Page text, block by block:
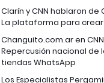
Clarín y CNN hablaron
La plataforma para
Changuito.com.ar en
Repercusión nacional
tiendas WhatsApp
Los Especialistas